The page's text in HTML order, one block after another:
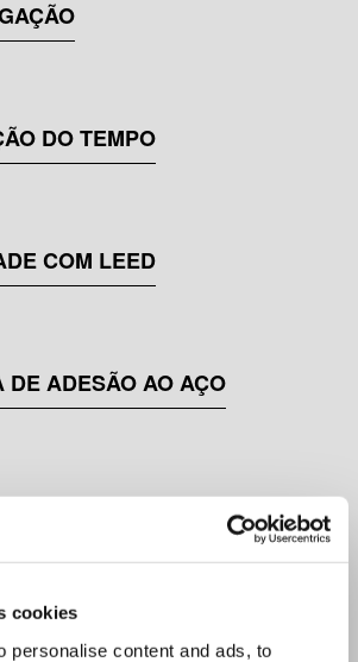
cookies
personalise content and ads, to
DO TEMPO
COM LEED
DE ADESÃO AO AÇO